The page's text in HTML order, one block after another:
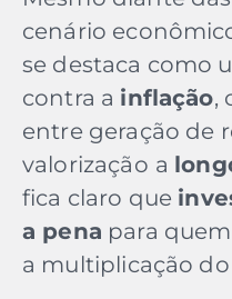
cenário
se destaca como
contra a inflação,
entre geração de
valorização a
fica claro que
a pena para
a multiplicação